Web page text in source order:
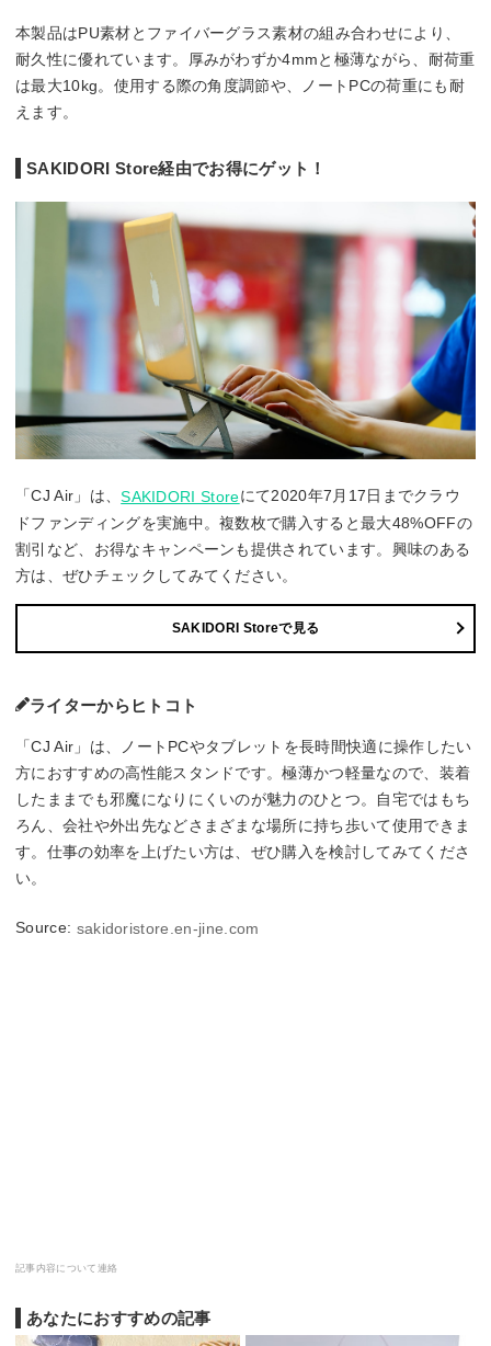
本製品はPU素材とファイバーグラス素材の組み合わせにより、
耐久性に優れています。厚みがわずか4mmと極薄ながら、耐荷重
は最大10kg。使用する際の角度調節や、ノートPCの荷重にも耐
えます。
SAKIDORI Store経由でお得にゲット！
「CJ Air」は、 SAKIDORI Storeにて2020年7月17日までクラウ
ドファンディングを実施中。複数枚で購入すると最大48%OFFの
割引など、お得なキャンペーンも提供されています。興味のある
方は、ぜひチェックしてみてください。
SAKIDORI Storeで見る
ライターからヒトコト
「CJ Air」は、ノートPCやタブレットを長時間快適に操作したい
方におすすめの高性能スタンドです。極薄かつ軽量なので、装着
したままでも邪魔になりにくいのが魅力のひとつ。自宅ではもち
ろん、会社や外出先などさまざまな場所に持ち歩いて使用できま
す。仕事の効率を上げたい方は、ぜひ購入を検討してみてくださ
い。
Source: sakidoristore.en-jine.com
記事内容について連絡
あなたにおすすめの記事